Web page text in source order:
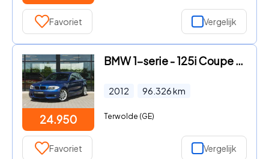
Favoriet Vergelijk
24.950
BMW 1-serie - 125i Coupe LCI Sport Edition
2012 96.326km
Terwolde (GE)
Favoriet Vergelijk